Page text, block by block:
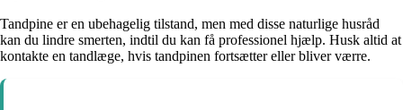
Tandpine er en ubehagelig tilstand, men med disse naturlige husråd
kan du lindre smerten, indtil du kan få professionel hjælp. Husk altid at
kontakte en tandlæge, hvis tandpinen fortsætter eller bliver værre.